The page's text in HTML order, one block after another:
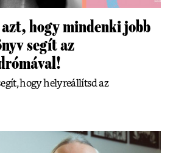
hogy mindenki jobb
segít az
hogy helyreállítsd az